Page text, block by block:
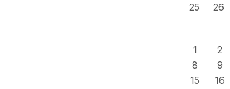
25
26
1
2
8
9
15
16